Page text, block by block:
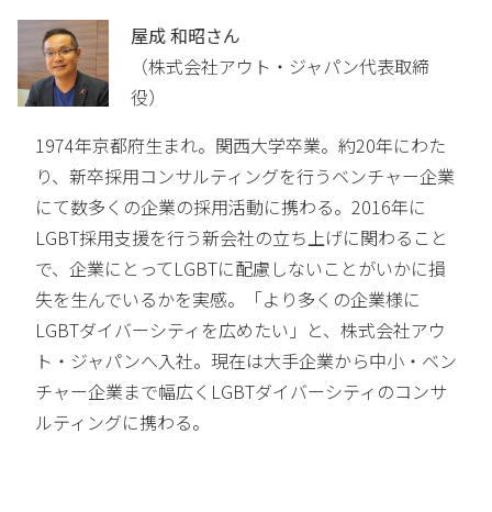
屋成 和昭さん
（株式会社アウト・ジャパン代表取締
役）
1974年京都府生まれ。関西大学卒業。約20年にわた
り、新卒採用コンサルティングを行うベンチャー企業
にて数多くの企業の採用活動に携わる。2016年に
LGBT採用支援を行う新会社の立ち上げに関わること
で、企業にとってLGBTに配慮しないことがいかに損
失を生んでいるかを実感。「より多くの企業様に
LGBTダイバーシティを広めたい」と、株式会社アウ
ト・ジャパンへ入社。現在は大手企業から中小・ベン
チャー企業まで幅広くLGBTダイバーシティのコンサ
ルティングに携わる。